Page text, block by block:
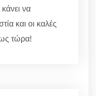
να
και οι καλές
τώρα!